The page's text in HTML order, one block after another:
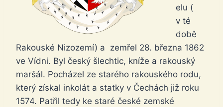
elu (
v té
době
Rakouské Nizozemí) a zemřel 28. března 1862
ve Vídni. Byl český šlechtic, kníže a rakouský
maršál. Pocházel ze starého rakouského rodu,
který získal inkolát a statky v Čechách již roku
1574. Patřil tedy ke staré české zemské